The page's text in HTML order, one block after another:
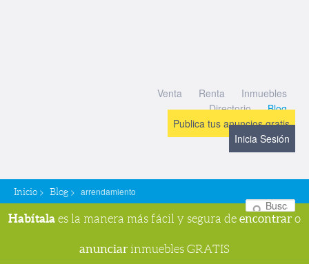
Venta Renta
Inmuebles
Directorio
Blog
Publica tus anuncios gratis
Inicia Sesión
Inicio > Blog > arrendamiento
Habítala es la manera más fácil y segura de encontrar o
anunciar inmuebles GRATIS